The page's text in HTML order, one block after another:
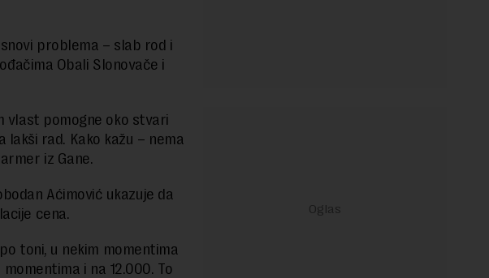
problema – slab rod i
Obali Slonovače i
vlast pomogne oko stvari
lakši rad. Kako kažu – nema
iz Gane.
Aćimović ukazuje da
cena.
toni, u nekim momentima
i na 12.000. To